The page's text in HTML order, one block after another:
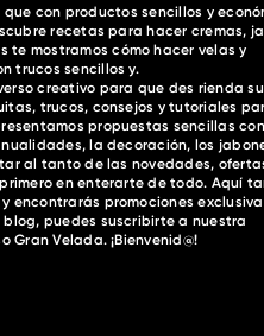
con productos sencillos y
recetas para hacer cremas,
te mostramos cómo hacer velas y
trucos sencillos y.
creativo para que des rienda
trucos, consejos y tutoriales
propuestas sencillas con
la decoración, los
al tanto de las novedades,
en enterarte de todo. Aquí
encontrarás promociones
puedes suscribirte a nuestra
Velada. ¡Bienvenid@!